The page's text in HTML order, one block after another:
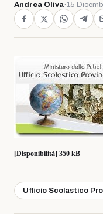
Andrea Oliva·15
[Disponibilità] 350 kB
Ufficio Scolastico